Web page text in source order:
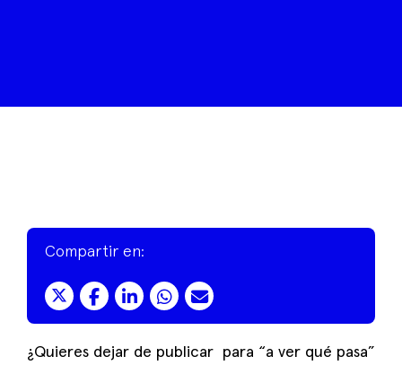
Compartir en:
¿Quieres dejar de publicar para “a ver qué pasa”